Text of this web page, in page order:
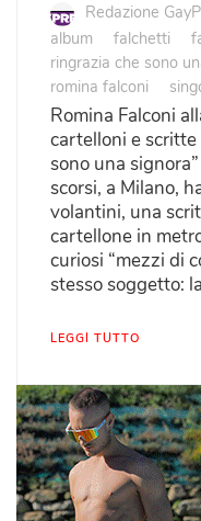
Redazione
album
falchetti
ringrazia che sono
romina falconi
Romina Falconi
cartelloni e scritte
sono una
scorsi, a Milano,
volantini, una
cartellone in
curiosi “mezzi di
stesso soggetto:
LEGGI TUTTO